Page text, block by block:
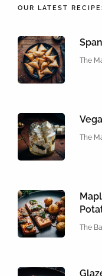
OUR LATEST
The
The
The